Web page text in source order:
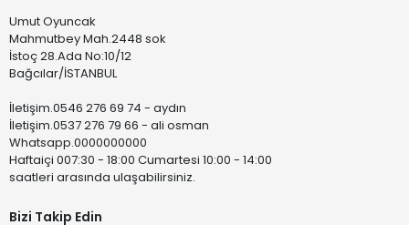
Umut Oyuncak
Mahmutbey Mah.2448 sok
İstoç 28.Ada No:10/12
Bağcılar/İSTANBUL
İletişim.0546 276 69 74 - aydın
İletişim.0537 276 79 66 - ali osman
Whatsapp.0000000000
Haftaiçi 007:30 - 18:00 Cumartesi 10:00 - 14:00
saatleri arasında ulaşabilirsiniz.
Bizi Takip Edin